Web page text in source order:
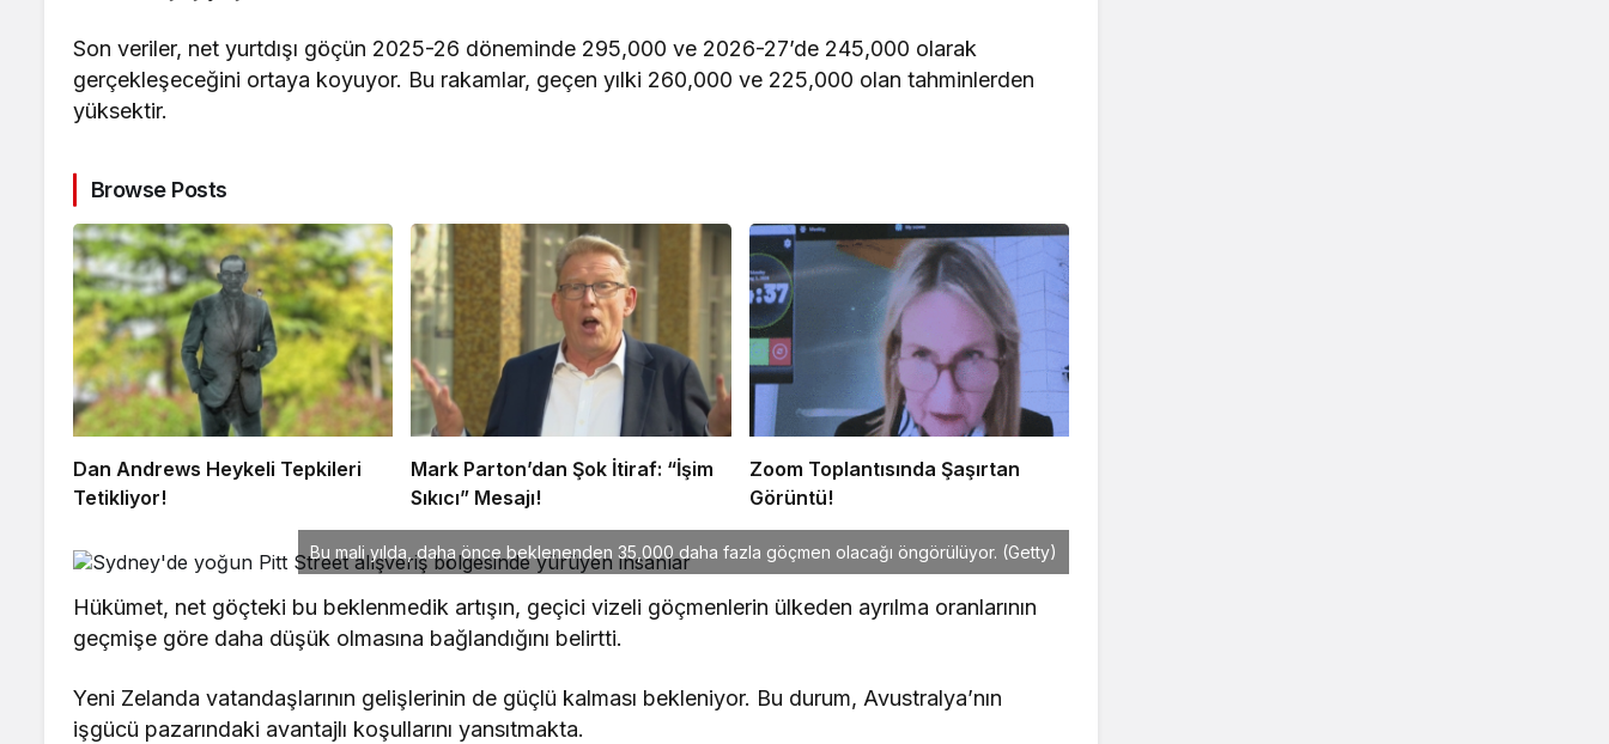
Son veriler, net yurtdışı göçün 2025-26 döneminde 295,000 ve 2026-27’de 245,000 olarak
gerçekleşeceğini ortaya koyuyor. Bu rakamlar, geçen yılki 260,000 ve 225,000 olan tahminlerden
yüksektir.
Browse Posts
Dan Andrews Heykeli Tepkileri
Tetikliyor!
Mark Parton’dan Şok İtiraf: “İşim
Sıkıcı” Mesajı!
Zoom Toplantısında Şaşırtan
Görüntü!
Bu mali yılda, daha önce beklenenden 35,000 daha fazla göçmen olacağı öngörülüyor. (Getty)
Hükümet, net göçteki bu beklenmedik artışın, geçici vizeli göçmenlerin ülkeden ayrılma oranlarının
geçmişe göre daha düşük olmasına bağlandığını belirtti.
Yeni Zelanda vatandaşlarının gelişlerinin de güçlü kalması bekleniyor. Bu durum, Avustralya’nın
işgücü pazarındaki avantajlı koşullarını yansıtmakta.